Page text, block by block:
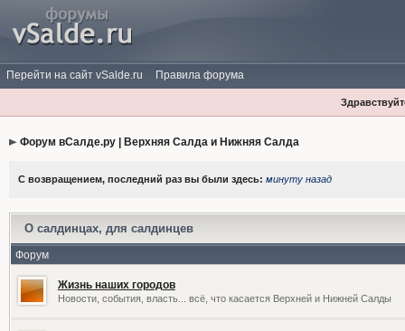
Перейти на сайт vSalde.ru Правила форума
Форум вСалде.ру | Верхняя Салда и Нижняя Салда
С возвращением, последний раз вы были здесь: минуту назад
О салдинцах, для салдинцев
Форум
Жизнь наших городов
Новости, события, власть... всё, что касается Верхней и Нижней Салды